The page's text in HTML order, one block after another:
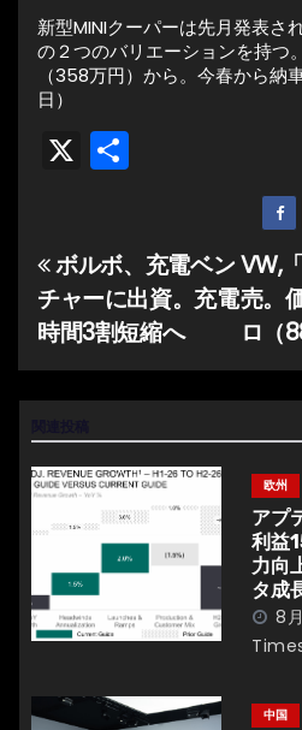
新型MINIクーパーは先月発表さ
の２つのバリエーションを持つ
（358万円）から。今春から納
日）
X
投
稿
ナ
ゲ
ー
シ
ョ
VW,
売。
ロ（
ボルボ、充電ベン
チャーに出資。充電
時間3割短縮へ
欧州
アプ
利益
力向
タ成
8
中国